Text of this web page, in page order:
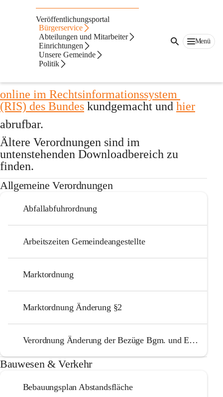
Veröffentlichungsportal
Bürgerservice
Abteilungen und Mitarbeiter
Einrichtungen
Unsere Gemeinde
Politik
Menü
Verordnungssammlung
Ab dem 01.07.2023 sind neue
Verordnungen bzw. Änderungen der
online im Rechtsinformationssystem
(RIS) des Bundes kundgemacht und hier
abrufbar.
Ältere Verordnungen sind im
untenstehenden Downloadbereich zu
finden.
Allgemeine Verordnungen
Abfallabfuhrordnung
Arbeitszeiten Gemeindeangestellte
Marktordnung
Marktordnung Änderung §2
Verordnung Änderung der Bezüge Bgm. und Entschädigung Gemeindeorgane
Bauwesen & Verkehr
Bebauungsplan Abstandsfläche